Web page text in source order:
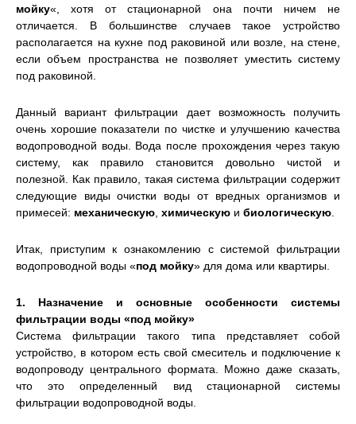
мойку«, хотя от стационарной она почти ничем не
отличается. В большинстве случаев такое устройство
располагается на кухне под раковиной или возле, на стене,
если объем пространства не позволяет уместить систему
под раковиной.
Данный вариант фильтрации дает возможность получить
очень хорошие показатели по чистке и улучшению качества
водопроводной воды. Вода после прохождения через такую
систему, как правило становится довольно чистой и
полезной. Как правило, такая система фильтрации содержит
следующие виды очистки воды от вредных организмов и
примесей: механическую химическую и биологическую
Итак, приступим к ознакомлению с системой фильтрации
водопроводной воды «под мойку» для дома или квартиры.
1. Назначение и основные особенности системы
фильтрации воды «под мойку»
Система фильтрации такого типа представляет собой
устройство, в котором есть свой смеситель и подключение к
водопроводу центрального формата. Можно даже сказать,
что это определенный вид стационарной системы
фильтрации водопроводной воды.